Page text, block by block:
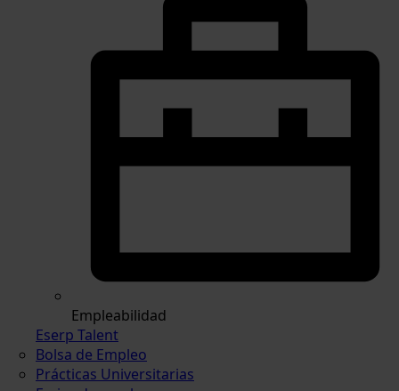
Empleabilidad
Eserp Talent
Bolsa de Empleo
Prácticas Universitarias